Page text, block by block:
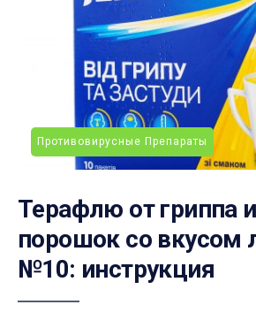
Противовирусные Препараты
Терафлю от гриппа
порошок со вкусом
№10: инструкция